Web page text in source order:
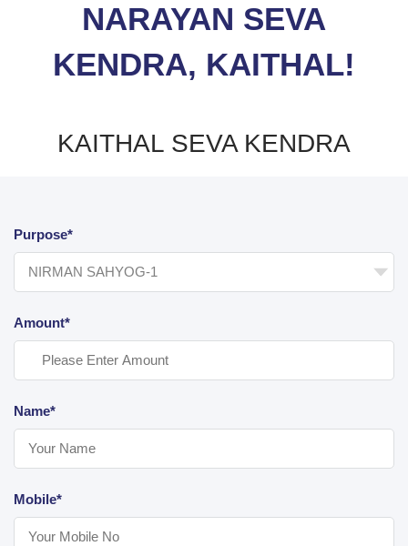
NARAYAN SEVA
KENDRA, KAITHAL!
KAITHAL SEVA KENDRA
Purpose*
Amount*
Name*
Mobile*